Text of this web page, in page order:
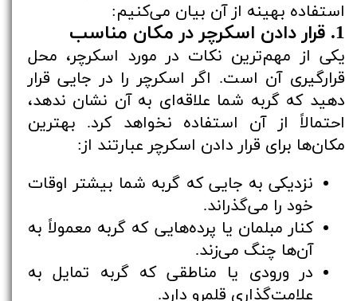
استفاده بهینه از آن بیان می‌کنیم:
1. قرار دادن اسکرچر در مکان مناسب
یکی از مهم‌ترین نکات در مورد اسکرچر، محل
قرارگیری آن است. اگر اسکرچر را در جایی قرار
دهید که گربه شما علاقه‌ای به آن نشان ندهد،
احتمالاً از آن استفاده نخواهد کرد. بهترین
مکان‌ها برای قرار دادن اسکرچر عبارتند از:
نزدیکی به جایی که گربه شما بیشتر اوقات
خود را می‌گذراند.
کنار مبلمان یا پرده‌هایی که گربه معمولاً به
آن‌ها چنگ می‌زند.
در ورودی یا مناطقی که گربه تمایل به
علامت‌گذاری قلمرو دارد.